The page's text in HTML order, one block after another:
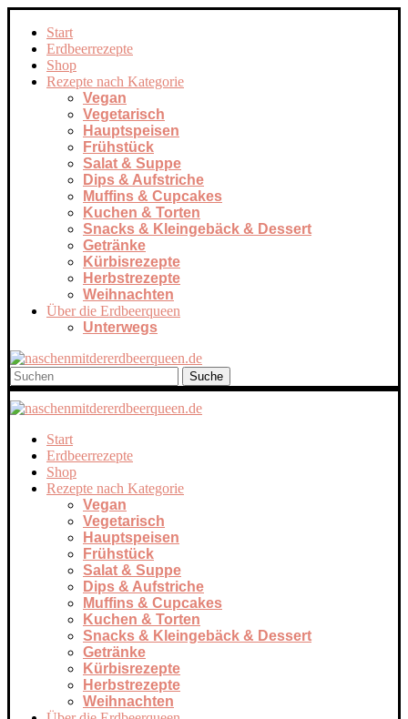
Start
Erdbeerrezepte
Shop
Rezepte nach Kategorie
Vegan
Vegetarisch
Hauptspeisen
Frühstück
Salat & Suppe
Dips & Aufstriche
Muffins & Cupcakes
Kuchen & Torten
Snacks & Kleingebäck & Dessert
Getränke
Kürbisrezepte
Herbstrezepte
Weihnachten
Über die Erdbeerqueen
Unterwegs
Suche
Start
Erdbeerrezepte
Shop
Rezepte nach Kategorie
Vegan
Vegetarisch
Hauptspeisen
Frühstück
Salat & Suppe
Dips & Aufstriche
Muffins & Cupcakes
Kuchen & Torten
Snacks & Kleingebäck & Dessert
Getränke
Kürbisrezepte
Herbstrezepte
Weihnachten